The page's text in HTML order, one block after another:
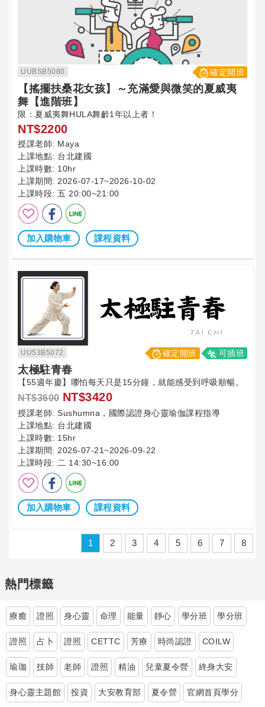
UUBSB5080 確定開班
【搖擺扶桑花女孩】～充滿愛與微笑的夏威夷
舞【進階班】
限：夏威夷舞HULA舞齡1年以上者！
NT$2200
授課老師: Maya
上課地點: 台北建國
上課時數: 10hr
上課期間: 2026-07-17~2026-10-02
上課時段: 五 20:00~21:00
加入購物車 課程資料
UU53B5072 可插班
確定開班
太極駐青春
【55週年慶】哪怕每天只是15分鐘，就能感受到呼吸順暢。
NT$3600 NT$3420
授課老師: Sushumna，國際認證身心靈瑜伽課程指導
上課地點: 台北建國
上課時數: 15hr
上課期間: 2026-07-21~2026-09-22
上課時段: 二 14:30~16:00
加入購物車 課程資料
1 2 3 4 5 6 7 8
熱門標籤
療癒 證照 身心靈 命理 能量 靜心 學分班 學分班
證照 占卜 證照 CETTC 芳療 時尚認證 COILW
瑜珈 技師 老師 證照 精油 兒童夏令營 終身大安
身心靈主題館 投資 大安教育部 夏令營 官網首頁學分